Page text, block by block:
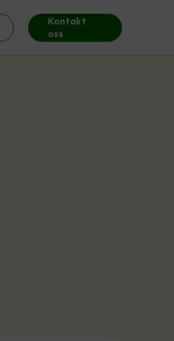
Kontakt
oss